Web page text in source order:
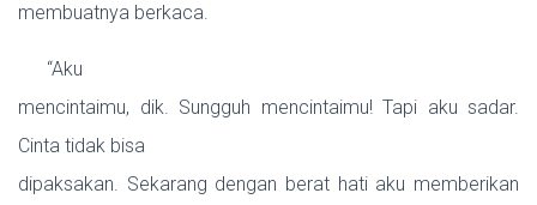
membuatnya berkaca.
“Aku
mencintaimu, dik. Sungguh mencintaimu! Tapi aku sadar.
Cinta tidak bisa
dipaksakan. Sekarang dengan berat hati aku memberikan